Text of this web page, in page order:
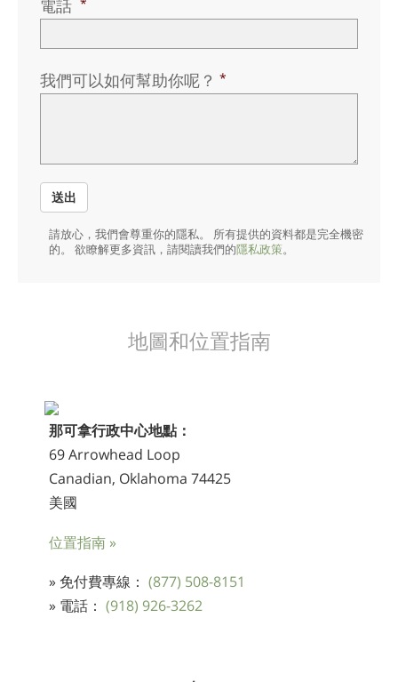
土耳其文
電話
我們可以如何幫助你呢？
送出
請放心，我們會尊重你的隱私。 所有提供的資料都是完全機密
的。 欲瞭解更多資訊，請閱讀我們的隱私政策。
地圖和位置指南
那可拿行政中心地點：
69 Arrowhead Loop
Canadian, Oklahoma 74425
美國
位置指南 »
» 免付費專線： (877) 508-8151
» 電話： (918) 926-3262